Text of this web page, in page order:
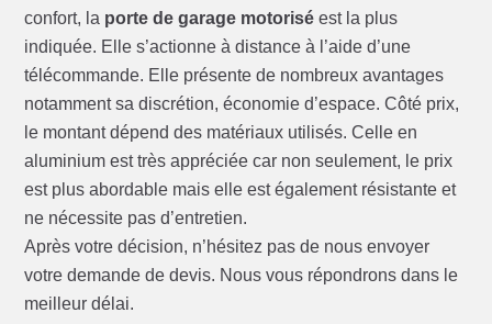
confort, la porte de garage motorisé est la plus
indiquée. Elle s’actionne à distance à l’aide d’une
télécommande. Elle présente de nombreux avantages
notamment sa discrétion, économie d’espace. Côté prix,
le montant dépend des matériaux utilisés. Celle en
aluminium est très appréciée car non seulement, le prix
est plus abordable mais elle est également résistante et
ne nécessite pas d’entretien.
Après votre décision, n’hésitez pas de nous envoyer
votre demande de devis. Nous vous répondrons dans le
meilleur délai.